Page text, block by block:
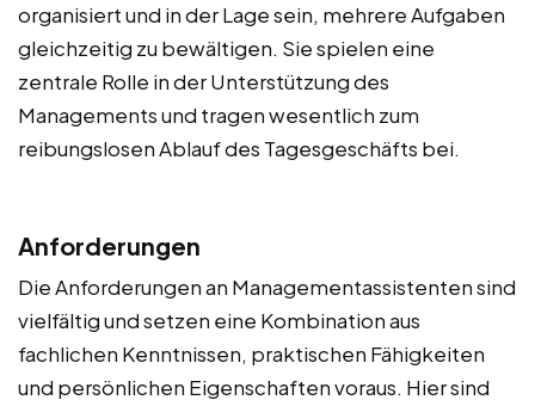
organisiert und in der Lage sein, mehrere Aufgaben
gleichzeitig zu bewältigen. Sie spielen eine
zentrale Rolle in der Unterstützung des
Managements und tragen wesentlich zum
reibungslosen Ablauf des Tagesgeschäfts bei.
Anforderungen
Die Anforderungen an Managementassistenten sind
vielfältig und setzen eine Kombination aus
fachlichen Kenntnissen, praktischen Fähigkeiten
und persönlichen Eigenschaften voraus. Hier sind